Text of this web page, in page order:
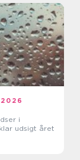
i
udsigt året